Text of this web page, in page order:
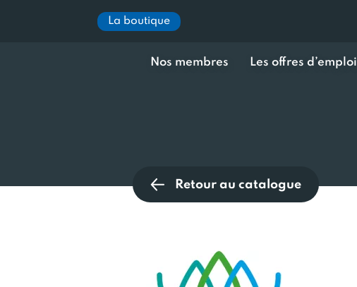
La boutique
Nos membres Les offres d’emploi
Retour au catalogue